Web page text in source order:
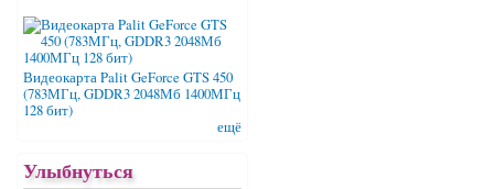
Видеокарта Palit GeForce GTS 450
(783МГц, GDDR3 2048Мб 1400МГц
128 бит)
ещё
Улыбнуться